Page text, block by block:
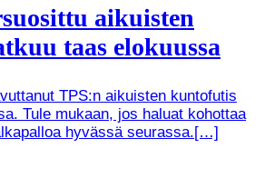
aikuisten
taas elokuussa
TPS:n aikuisten kuntofutis
Tule mukaan, jos haluat kohottaa
hyvässä seurassa.[…]